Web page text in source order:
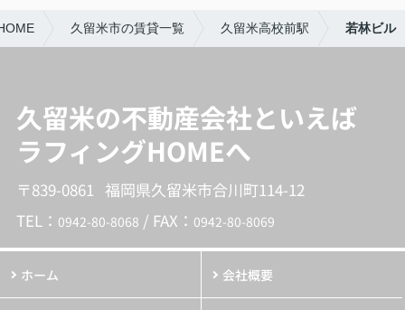
久留米市の賃貸一覧 久留米高校前駅 若林ビル
久留米の不動産会社といえば
ラフィングHOMEへ
〒839-0861 福岡県久留米市合川町114-12
TEL： 0942-80-8068 / FAX： 0942-80-8069
ホーム 会社概要